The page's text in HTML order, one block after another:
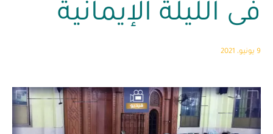
فى الليلة الإيمانية
9 يونيو، 2021